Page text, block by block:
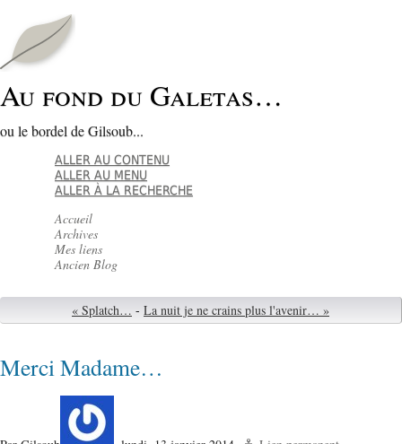
Au fond du Galetas…
ou le bordel de Gilsoub...
ALLER AU CONTENU
ALLER AU MENU
ALLER À LA RECHERCHE
Accueil
Archives
Mes liens
Ancien Blog
« Splatch… - La nuit je ne crains plus l'avenir… »
Merci Madame…